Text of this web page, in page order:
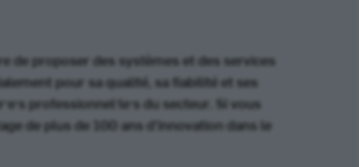
de proposer des systèmes et des services
pour sa qualité, sa fiabilité et ses
professionnel·le·s du secteur. Si vous
de plus de 100 ans d’innovation dans le